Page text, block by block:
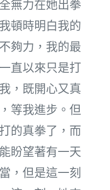
無力在她出拳
頓時明白我的
夠力，我的最
直以來只是打
，既開心又真
等我進步。但
的真拳了，而
盼望著有一天
，但是這一刻